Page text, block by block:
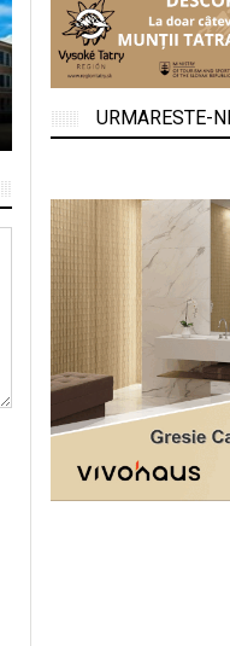
URMARESTE-